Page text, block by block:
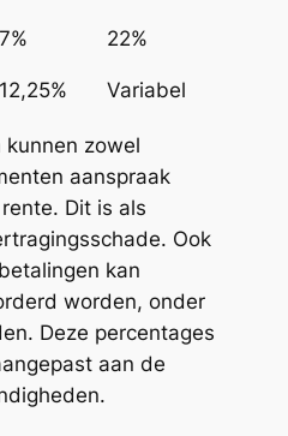
7% 22%
12,25% Variabel
zowel
aanspraak
Dit is als
Ook
kan
worden, onder
Deze percentages
aan de